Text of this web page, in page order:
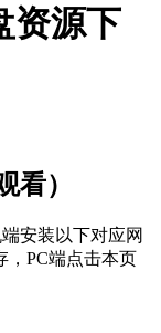
资源下
看）
安装以下对应网
，PC端点击本页